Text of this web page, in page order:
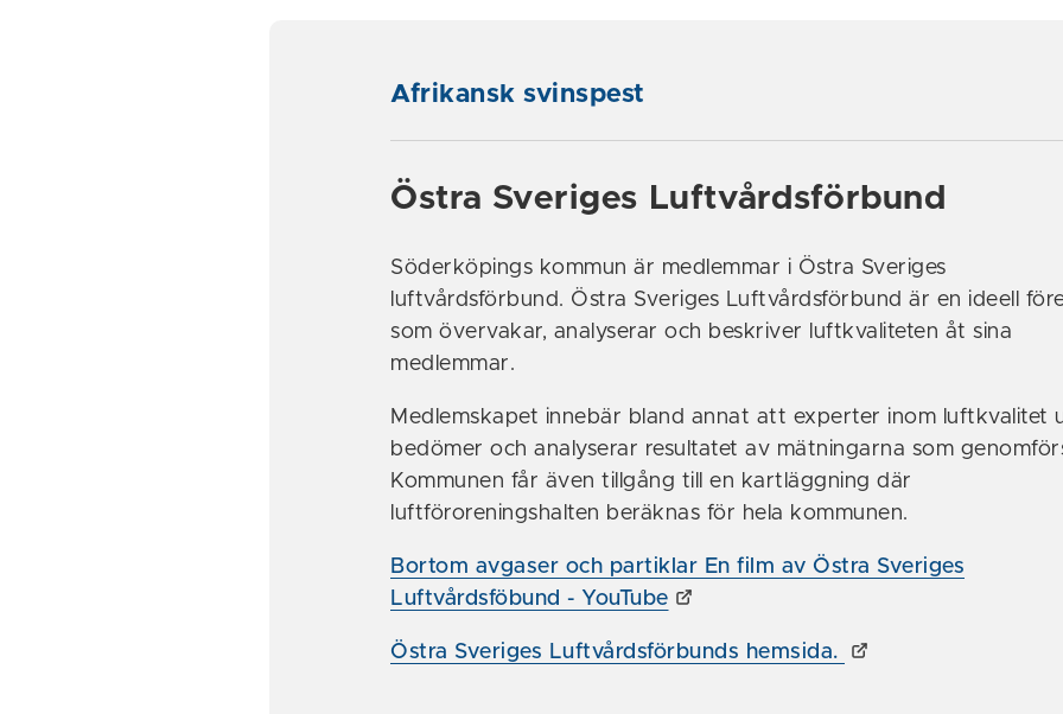
Afrikansk svinspest
Östra Sveriges Luftvårdsförbund
Söderköpings kommun är medlemmar i Östra Sveriges
luftvårdsförbund. Östra Sveriges Luftvårdsförbund är en ideell
som övervakar, analyserar och beskriver luftkvaliteten åt sina
medlemmar.
Medlemskapet innebär bland annat att experter inom luftkvalitet
bedömer och analyserar resultatet av mätningarna som
Kommunen får även tillgång till en kartläggning där
luftföroreningshalten beräknas för hela kommunen.
Bortom avgaser och partiklar En film av Östra Sveriges
Luftvårdsföbund - YouTube
Östra Sveriges Luftvårdsförbunds hemsida.